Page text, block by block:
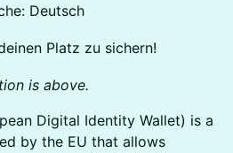
Deutsch
Platz zu sichern!
is above.
Digital Identity Wallet) is a
by the EU that allows